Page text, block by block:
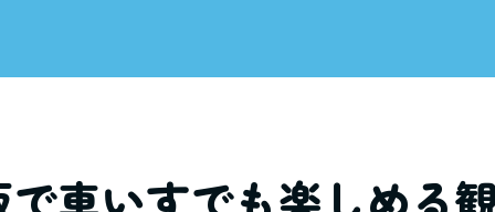
で車いすでも楽しめる